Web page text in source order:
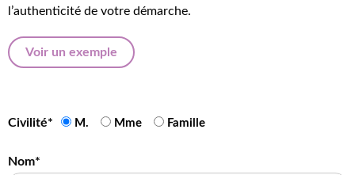
l’authenticité de votre démarche.
Voir un exemple
Civilité* M. Mme Famille
Nom*